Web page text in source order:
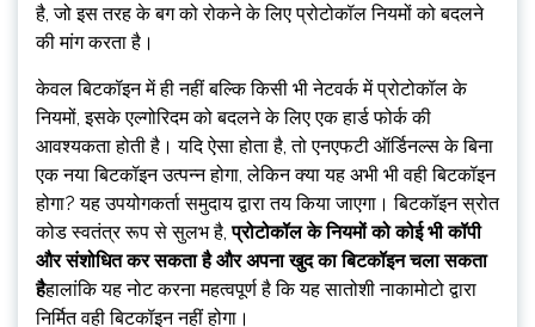
है, जो इस तरह के बग को रोकने के लिए प्रोटोकॉल नियमों को बदलने
की मांग करता है।
केवल बिटकॉइन में ही नहीं बल्कि किसी भी नेटवर्क में प्रोटोकॉल के
नियमों, इसके एल्गोरिदम को बदलने के लिए एक हार्ड फोर्क की
आवश्यकता होती है। यदि ऐसा होता है, तो एनएफटी ऑर्डिनल्स के बिना
एक नया बिटकॉइन उत्पन्न होगा, लेकिन क्या यह अभी भी वही बिटकॉइन
होगा? यह उपयोगकर्ता समुदाय द्वारा तय किया जाएगा। बिटकॉइन स्रोत
कोड स्वतंत्र रूप से सुलभ है,प्रोटोकॉल के नियमों को कोई भी कॉपी
और संशोधित कर सकता है और अपना खुद का बिटकॉइन चला सकता
हैहालांकि यह नोट करना महत्वपूर्ण है कि यह सातोशी नाकामोटो द्वारा
निर्मित वही बिटकॉइन नहीं होगा।